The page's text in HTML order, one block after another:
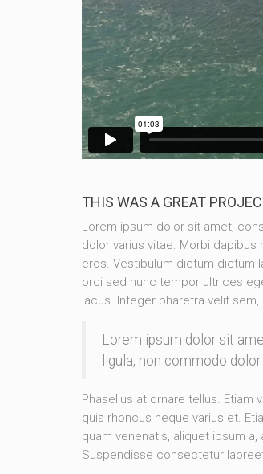
THIS WAS A GREAT
Lorem ipsum dolor sit amet,
dolor varius vitae. Morbi dapibus
eros. Vestibulum dictum dictum
orci sed nunc tempor ultrices
lacus. Integer pharetra velit
Lorem ipsum dolor sit
ligula, non commodo
Phasellus at ornare tellus.
quis rhoncus neque varius et.
quam venenatis, aliquet ipsum
Suspendisse consectetur